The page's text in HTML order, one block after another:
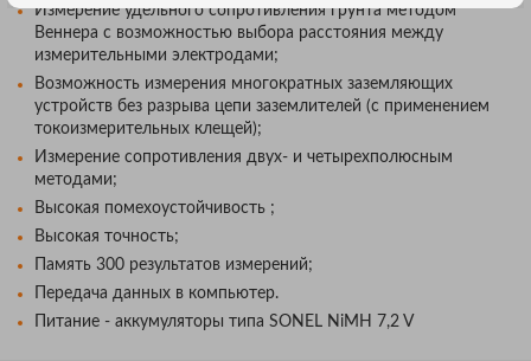
Измерение удельного сопротивления грунта методом
Веннера с возможностью выбора расстояния между
измерительными электродами;
Возможность измерения многократных заземляющих
устройств без разрыва цепи заземлителей (с применением
токоизмерительных клещей);
Измерение сопротивления двух- и четырехполюсным
методами;
Высокая помехоустойчивость ;
Высокая точность;
Память 300 результатов измерений;
Передача данных в компьютер.
Питание - аккумуляторы типа SONEL NiMH 7,2 V